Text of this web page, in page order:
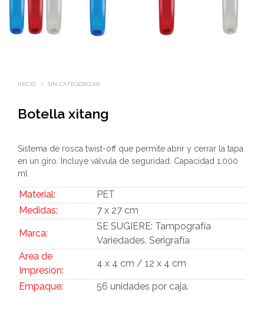
INICIO / SIN CATEGORIZAR
Botella xitang
Sistema de rosca twist-off que permite abrir y cerrar la tapa
en un giro. Incluye válvula de seguridad. Capacidad 1.000
ml
Material:
PET
Medidas:
7 x 27 cm
Marca:
SE SUGIERE: Tampografía
Variedades. Serigrafía
Area de
Impresión:
4 x 4 cm / 12 x 4 cm
Empaque: 56 unidades por caja.